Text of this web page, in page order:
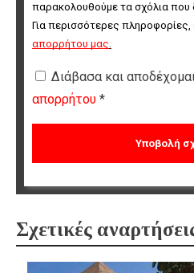
παρακολουθούμε τα σχόλια που
Για περισσότερες πληροφορίες,
απορρήτου μας.
Διάβασα και
απορρήτου *
Σχετικές